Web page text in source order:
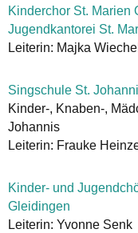
Kinderchor St. Marien
Jugendkantorei St.
Leiterin: Majka
Singschule St.
Kinder-, Knaben-,
Johannis
Leiterin: Frauke
Kinder- und
Gleidingen
Leiterin: Yvonne Senk